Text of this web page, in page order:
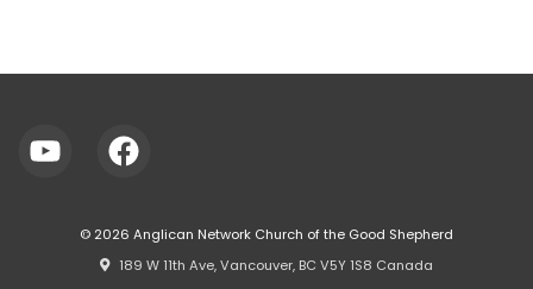
© 2026 Anglican Network Church of the Good Shepherd
⠀189 W 11th Ave, Vancouver, BC V5Y 1S8 Canada